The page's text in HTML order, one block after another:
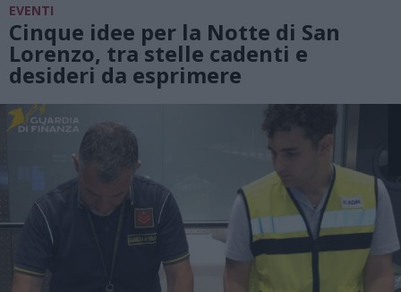
EVENTI
Cinque idee per la Notte di San
Lorenzo, tra stelle cadenti e
desideri da esprimere